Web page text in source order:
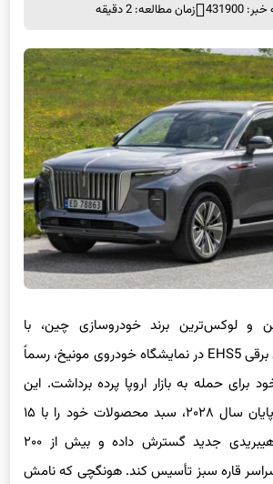
431900
زمان مطالعه: 2 دقیقه
و لوکس‌ترین برند خودروسازی چین، با
رونمایی از شاسی‌بلند برقی EHS5 در نمایشگاه خودروی مونیخ، رسماً
برای حمله به بازار اروپا پرده برداشت. این
شرکت قصد دارد تا پایان سال ۲۰۲۸، سبد محصولات خود را با ۱۵
مدل تمام برقی و هیبریدی جدید گسترش داده و بیش از ۲۰۰
قاره سبز تأسیس کند. هونگچی که نامش